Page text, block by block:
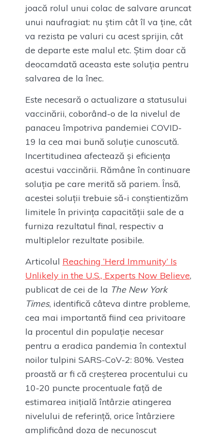
joacă rolul unui colac de salvare aruncat
unui naufragiat: nu știm cât îl va ține, cât
va rezista pe valuri cu acest sprijin, cât
de departe este malul etc. Știm doar că
deocamdată aceasta este soluția pentru
salvarea de la înec.
Este necesară o actualizare a statusului
vaccinării, coborând-o de la nivelul de
panaceu împotriva pandemiei COVID-
19 la cea mai bună soluție cunoscută.
Incertitudinea afectează și eficiența
acestui vaccinării. Rămâne în continuare
soluția pe care merită să pariem. Însă,
acestei soluții trebuie să-i conștientizăm
limitele în privința capacității sale de a
furniza rezultatul final, respectiv a
multiplelor rezultate posibile.
Articolul Reaching ‘Herd Immunity’ Is
Unlikely in the U.S., Experts Now Believe,
publicat de cei de la The New York
Times, identifică câteva dintre probleme,
cea mai importantă fiind cea privitoare
la procentul din populație necesar
pentru a eradica pandemia în contextul
noilor tulpini SARS-CoV-2: 80%. Vestea
proastă ar fi că creșterea procentului cu
10-20 puncte procentuale față de
estimarea inițială întârzie atingerea
nivelului de referință, orice întârziere
amplificând doza de necunoscut